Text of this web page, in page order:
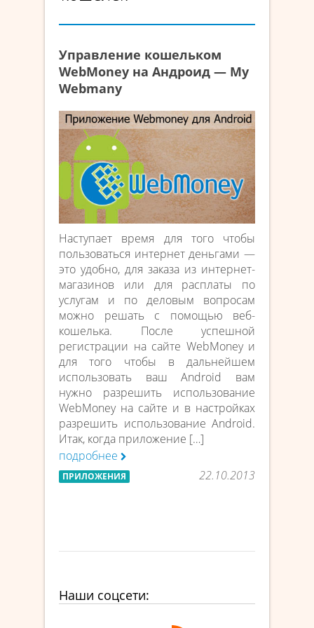
Управление кошельком
WebMoney на Андроид — My
Webmany
Наступает время для того чтобы
пользоваться интернет деньгами —
это удобно, для заказа из интернет-
магазинов или для расплаты по
услугам и по деловым вопросам
можно решать с помощью веб-
кошелька. После успешной
регистрации на сайте WebMoney и
для того чтобы в дальнейшем
использовать ваш Android вам
нужно разрешить использование
WebMoney на сайте и в настройках
разрешить использование Android.
Итак, когда приложение […]
подробнее
ПРИЛОЖЕНИЯ 22.10.2013
Наши соцсети: